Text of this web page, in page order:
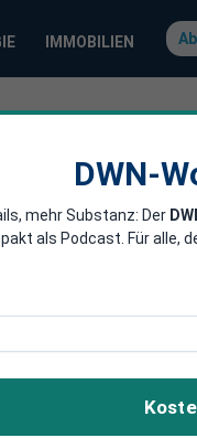
IMMOBILIEN
um ihr
DWN-
mehr Substanz: Der
als Podcast. Für alle,